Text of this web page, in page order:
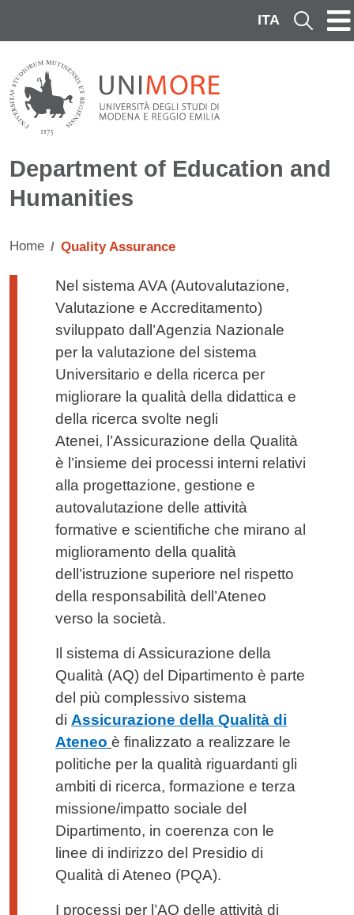
ITA Cerca
Department of Education and
Humanities
Home Quality Assurance
Testo di presentazione
Nel sistema AVA (Autovalutazione,
Valutazione e Accreditamento)
sviluppato dall’Agenzia Nazionale
per la valutazione del sistema
Universitario e della ricerca per
migliorare la qualità della didattica e
della ricerca svolte negli
Atenei, l’Assicurazione della Qualità
è l’insieme dei processi interni relativi
alla progettazione, gestione e
autovalutazione delle attività
formative e scientifiche che mirano al
miglioramento della qualità
dell’istruzione superiore nel rispetto
della responsabilità dell’Ateneo
verso la società.
Il sistema di Assicurazione della
Qualità (AQ) del Dipartimento è parte
del più complessivo sistema
di Assicurazione della Qualità di
Ateneo è finalizzato a realizzare le
politiche per la qualità riguardanti gli
ambiti di ricerca, formazione e terza
missione/impatto sociale del
Dipartimento, in coerenza con le
linee di indirizzo del Presidio di
Qualità di Ateneo (PQA).
I processi per l’AQ delle attività di